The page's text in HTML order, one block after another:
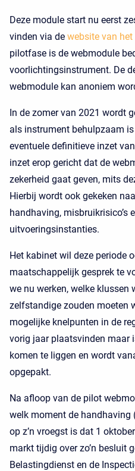
Deze module start nu eerst
vinden via de website van het
pilotfase is de webmodule
voorlichtingsinstrument. De
webmodule kan anoniem
In de zomer van 2021 wordt
als instrument behulpzaam
eventuele definitieve inzet
inzet erop gericht dat de
zekerheid gaat geven, mits
Hierbij wordt ook gekeken
handhaving, misbruikrisico’s
uitvoeringsinstanties.
Het kabinet wil deze periode
maatschappelijk gesprek te
we nu werken, welke klussen
zelfstandige zouden moeten
mogelijke knelpunten in de
vorig jaar plaatsvinden maar
komen te liggen en wordt
opgepakt.
Na afloop van de pilot
welk moment de handhaving
op z’n vroegst is dat 1
markt tijdig over zo’n besluit
Belastingdienst en de